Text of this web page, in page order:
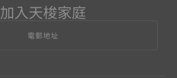
加入天梭家庭
電郵地址